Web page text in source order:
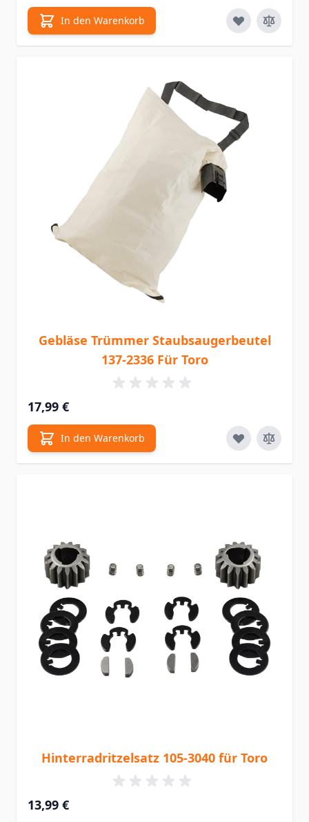
In den Warenkorb
Gebläse Trümmer Staubsaugerbeutel
137-2336 Für Toro
17,99 €
In den Warenkorb
Hinterradritzelsatz 105-3040 für Toro
13,99 €